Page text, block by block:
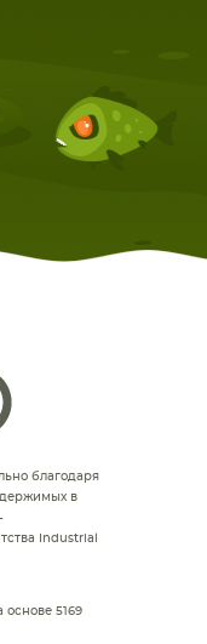
благодаря
в
Industrial
основе 5169